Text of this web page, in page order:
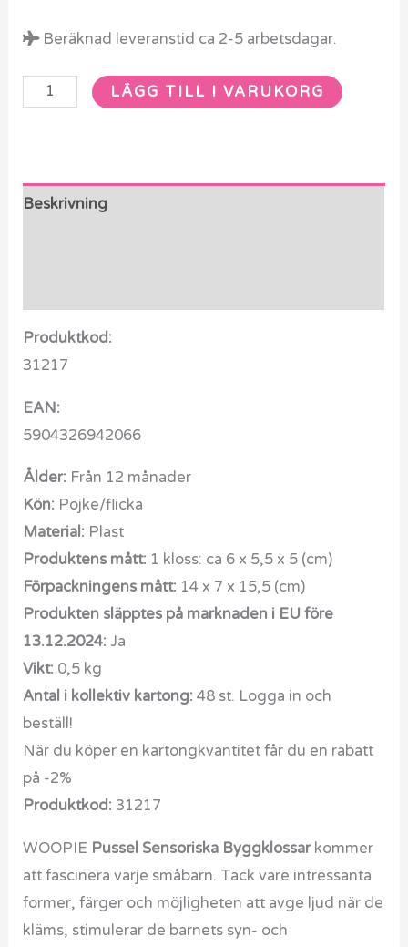
Beräknad leveranstid ca 2-5 arbetsdagar.
LÄGG TILL I VARUKORG
Beskrivning
Produktkod:
31217
EAN:
5904326942066
Ålder: Från 12 månader
Kön: Pojke/flicka
Material: Plast
Produktens mått: 1 kloss: ca 6 x 5,5 x 5 (cm)
Förpackningens mått: 14 x 7 x 15,5 (cm)
Produkten släpptes på marknaden i EU före
13.12.2024: Ja
Vikt: 0,5 kg
Antal i kollektiv kartong: 48 st. Logga in och
beställ!
När du köper en kartongkvantitet får du en rabatt
på -2%
Produktkod: 31217
WOOPIE Pussel Sensoriska Byggklossarkommer
att fascinera varje småbarn. Tack vare intressanta
former, färger och möjligheten att avge ljud när de
kläms, stimulerar de barnets syn- och